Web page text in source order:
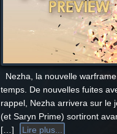
Nezha, la nouvelle
temps. De nouvelles fuites
rappel, Nezha arrivera sur le
(et Saryn Prime) sortiront
[…]
Lire plus...